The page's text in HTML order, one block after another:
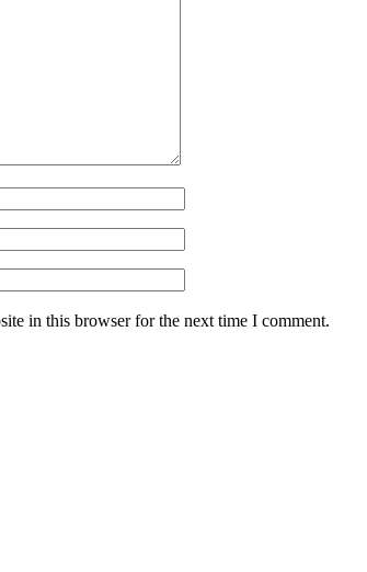
in this browser for the next time I comment.